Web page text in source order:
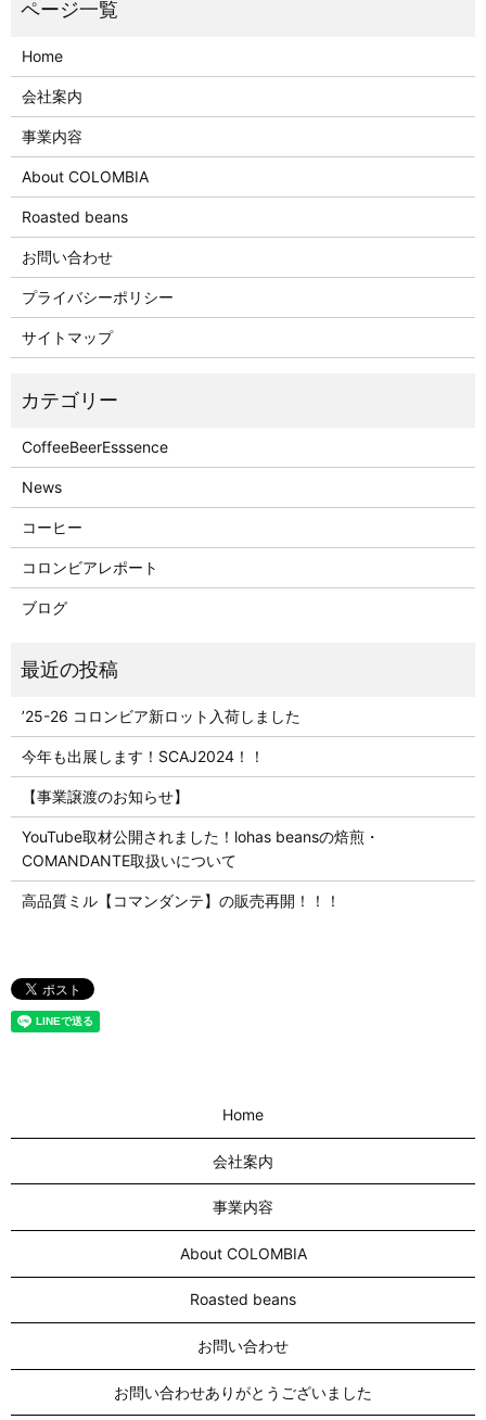
Home
会社案内
事業内容
About COLOMBIA
Roasted beans
お問い合わせ
プライバシーポリシー
サイトマップ
CoffeeBeerEsssence
News
コーヒー
コロンビアレポート
ブログ
’25-26 コロンビア新ロット入荷しました
今年も出展します！SCAJ2024！！
【事業譲渡のお知らせ】
YouTube取材公開されました！lohas beansの焙煎・
COMANDANTE取扱いについて
高品質ミル【コマンダンテ】の販売再開！！！
Home
会社案内
事業内容
About COLOMBIA
Roasted beans
お問い合わせ
お問い合わせありがとうございました